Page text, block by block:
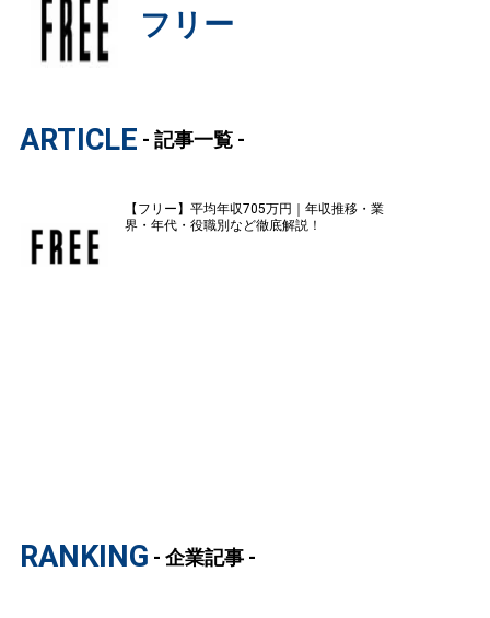
フリー
ARTICLE - 記事一覧 -
【フリー】平均年収705万円｜年収推移・業
界・年代・役職別など徹底解説！
RANKING - 企業記事 -